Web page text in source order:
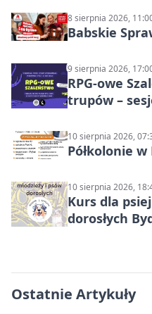
8 sierpnia 2026,
Babskie
9 sierpnia 2026,
RPG-owe
trupów –
10 sierpnia 2026,
Półkolonie
10 sierpnia 2026,
Kurs dla
dorosłych
Ostatnie Artykuły